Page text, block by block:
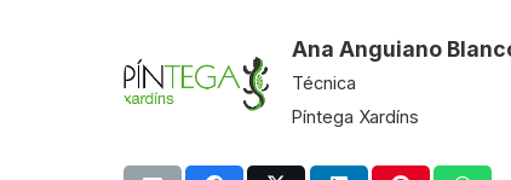
Ana Anguiano
Técnica
Píntega Xardíns